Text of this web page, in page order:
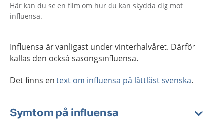
Här kan du se en film om hur du kan skydda dig mot
influensa.
Influensa är vanligast under vinterhalvåret. Därför
kallas den också säsongsinfluensa.
Det finns en text om influensa på lättläst svenska.
Symtom på influensa